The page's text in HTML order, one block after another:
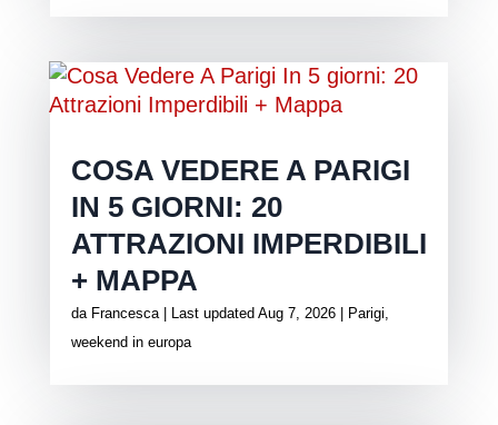
COSA VEDERE A PARIGI
IN 5 GIORNI: 20
ATTRAZIONI IMPERDIBILI
+ MAPPA
da Francesca| Last updated Aug 7, 2026| Parigi,
weekend in europa